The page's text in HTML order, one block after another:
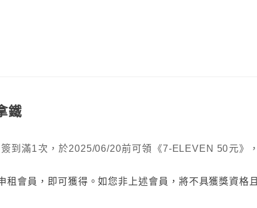
鐵
到滿1次，於2025/06/20前可領《7-ELEVEN 50元》，
會員，即可獲得。如您非上述會員，將不具獲獎資格且